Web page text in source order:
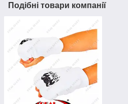
Подібні товари компанії